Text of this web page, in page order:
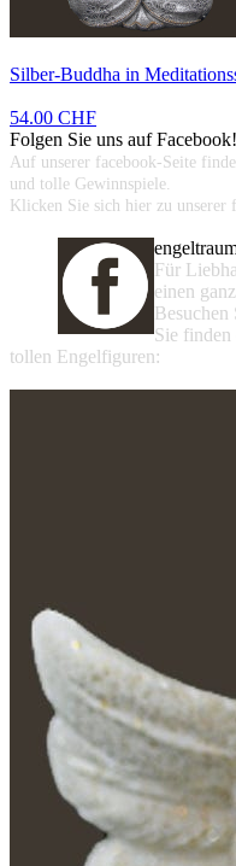
Silber-Buddha in
54.00 CHF
Folgen Sie uns auf Facebook!
Auf unserer facebook-Seite
und tolle Gewinnspiele.
Klicken Sie sich hier zu unserer
Für
einen
Besuchen
Sie finden
tollen Engelfiguren: